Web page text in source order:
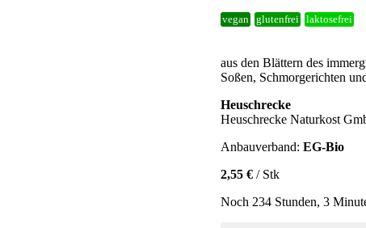
vegan glutenfrei laktosefrei
aus den Blättern des
Soßen, Schmorgerichten
Heuschrecke
Heuschrecke Naturkost
Anbauverband: EG-Bio
2,55 € / Stk
Noch 234 Stunden, 3